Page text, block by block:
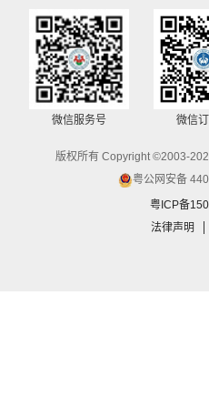
微信服务号 微信
版权所有 Copyright ©2003-
粤公网安备
粤ICP备
法律声明